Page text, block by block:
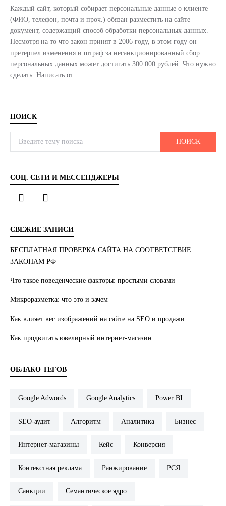
Каждый сайт, который собирает персональные данные о клиенте
(ФИО, телефон, почта и проч.) обязан разместить на сайте
документ, содержащий способ обработки персональных данных.
Несмотря на то что закон принят в 2006 году, в этом году он
претерпел изменения и штраф за несанкционированный сбор
персональных данных может достигать 300 000 рублей. Что нужно
сделать: Написать от…
ПОИСК
ПОИСК
СОЦ. СЕТИ И МЕССЕНДЖЕРЫ
СВЕЖИЕ ЗАПИСИ
БЕСПЛАТНАЯ ПРОВЕРКА САЙТА НА СООТВЕТСТВИЕ
ЗАКОНАМ РФ
Что такое поведенческие факторы: простыми словами
Микроразметка: что это и зачем
Как влияет вес изображений на сайте на SEO и продажи
Как продвигать ювелирный интернет-магазин
ОБЛАКО ТЕГОВ
Google Adwords Google Analytics Power BI
SEO-аудит Алгоритм Аналитика Бизнес
Интернет-магазины Кейс Конверсия
Контекстная реклама Ранжирование РСЯ
Санкции Семантическое ядро